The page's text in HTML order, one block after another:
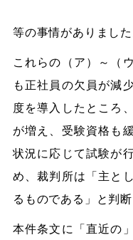
等の事情がありました
これらの（ア）～（
も正社員の欠員が減
度を導入したところ
が増え、受験資格も
状況に応じて試験が
め、裁判所は「主と
るものである」と判
本件条文に「直近の